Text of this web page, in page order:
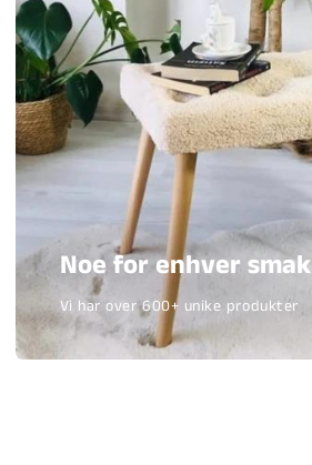
Noe for enhver smak
Vi har over 600+ unike produkter